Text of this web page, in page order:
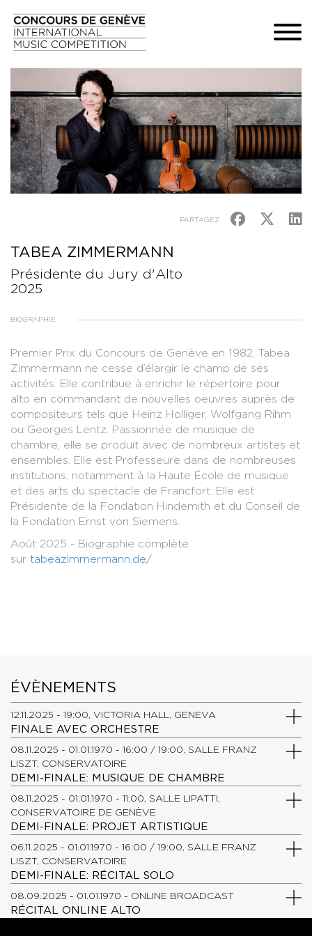
PARTAGEZ
TABEA ZIMMERMANN
Présidente du Jury d'Alto
2025
BIOGRAPHIE
Premier Prix du Concours de Genève en 1982, Tabea
Zimmermann ne cesse d’élargir le champ de ses
activités. Elle contribue à enrichir le répertoire pour
alto en commandant de nouvelles oeuvres auprès de
compositeurs tels que Heinz Holliger, Wolfgang Rihm
ou Georges Lentz. Passionnée de musique de
chambre, elle se produit avec de nombreux artistes et
ensembles. Elle est Professeure dans de nombreuses
institutions, notamment à la Haute École de musique
et des arts du spectacle de Francfort. Elle est
Présidente de la Fondation Hindemith et du Conseil de
la Fondation Ernst von Siemens.
Août 2025 - Biographie complète
sur tabeazimmermann.de/
ÉVÈNEMENTS
12.11.2025 - 19:00, VICTORIA HALL, GENEVA
FINALE AVEC ORCHESTRE
08.11.2025 - 01.01.1970 - 16:00 / 19:00, SALLE FRANZ
LISZT, CONSERVATOIRE
DEMI-FINALE: MUSIQUE DE CHAMBRE
08.11.2025 - 01.01.1970 - 11:00, SALLE LIPATTI,
CONSERVATOIRE DE GENÈVE
DEMI-FINALE: PROJET ARTISTIQUE
06.11.2025 - 01.01.1970 - 16:00 / 19:00, SALLE FRANZ
LISZT, CONSERVATOIRE
DEMI-FINALE: RÉCITAL SOLO
08.09.2025 - 01.01.1970 - ONLINE BROADCAST
RÉCITAL ONLINE ALTO